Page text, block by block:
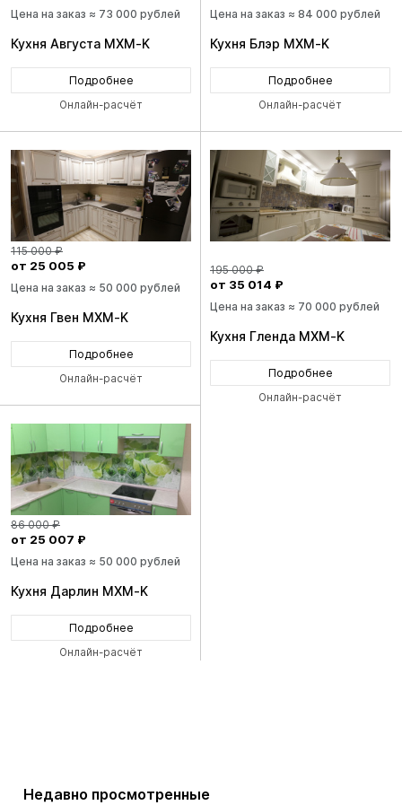
Цена на заказ ≈ 73 000 рублей
Кухня Августа MXM-K
Подробнее
Онлайн-расчёт
Цена на заказ ≈ 84 000 рублей
Кухня Блэр MXM-K
Подробнее
Онлайн-расчёт
115 000 ₽
от 25 005 ₽
Цена на заказ ≈ 50 000 рублей
Кухня Гвен MXM-K
Подробнее
Онлайн-расчёт
195 000 ₽
от 35 014 ₽
Цена на заказ ≈ 70 000 рублей
Кухня Гленда MXM-K
Подробнее
Онлайн-расчёт
86 000 ₽
от 25 007 ₽
Цена на заказ ≈ 50 000 рублей
Кухня Дарлин MXM-K
Подробнее
Онлайн-расчёт
Недавно просмотренные